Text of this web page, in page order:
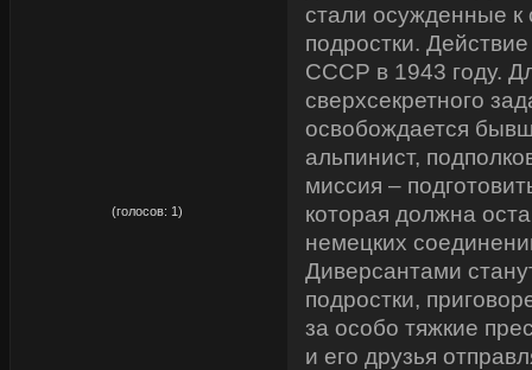
стали осужденные к
подростки.
СССР в 1943 году.
сверхсекретного
освобождается
альпинист,
миссия –
которая должна
немецких
Диверсантами
подростки,
за особо тяжкие
и его друзья
(голосов: 1)